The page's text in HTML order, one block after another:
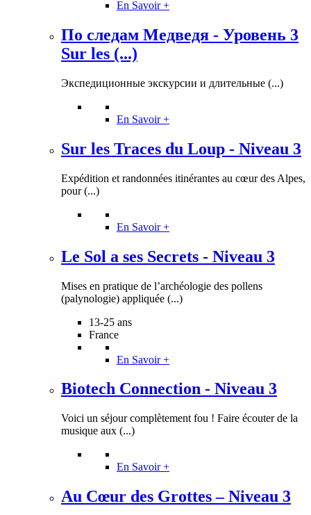
En Savoir +
По следам Медведя - Уровень 3
Sur les (...)
Экспедиционные экскурсии и длительные (...)
En Savoir +
Sur les Traces du Loup - Niveau 3
Expédition et randonnées itinérantes au cœur des Alpes,
pour (...)
En Savoir +
Le Sol a ses Secrets - Niveau 3
Mises en pratique de l’archéologie des pollens
(palynologie) appliquée (...)
13-25 ans
France
En Savoir +
Biotech Connection - Niveau 3
Voici un séjour complètement fou ! Faire écouter de la
musique aux (...)
En Savoir +
Au Cœur des Grottes – Niveau 3